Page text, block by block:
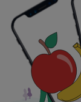
Ofertas
supermercados
eléctrico
asiática aguacates